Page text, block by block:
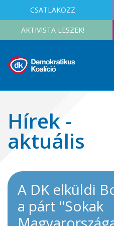
CSATLAKOZZ
AKTIVISTA LESZEK!
Hírek -
aktuális
A DK elküldi
a párt "Sokak